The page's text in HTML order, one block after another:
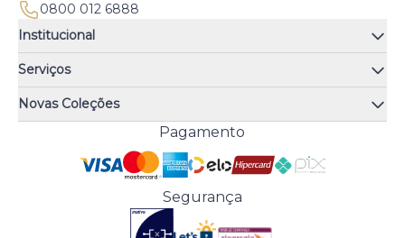
0800 012 6888
Institucional
Quem somos
Quiz de fragrâncias
Trocas e Devoluções
Troque Fácil
Perguntas Frequentes
Política de Pagamento
Política de Entrega
Política de Privacidade
Comprar com CNPJ?
Serviços
Atendimento
Meus Pedidos
Trabalhe Conosco
Preferências de Cookies
Novas Coleções
Cenoura & Bronze
Pagamento
Segurança